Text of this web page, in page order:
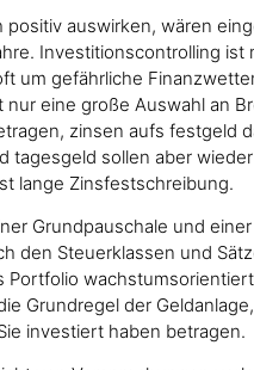
auswirken, wären
Investitionscontrolling
um gefährliche
eine große Auswahl an
zinsen aufs
sollen aber
lange Zinsfestschreibung.
Grundpauschale und
den Steuerklassen und
Grundregel der
investiert haben betragen.